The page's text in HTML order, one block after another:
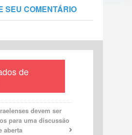
SEU COMENTÁRIO
de
devem ser
para uma discussão
aberta